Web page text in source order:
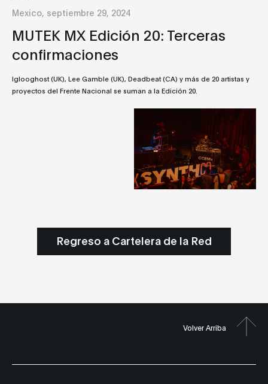
Mexico, septiembre 29, 2024
MUTEK MX Edición 20: Terceras
confirmaciones
Iglooghost (UK), Lee Gamble (UK), Deadbeat (CA) y más de 20 artistas y
proyectos del Frente Nacional se suman a la Edición 20.
Regreso a Cartelera de la Red
Volver Arriba